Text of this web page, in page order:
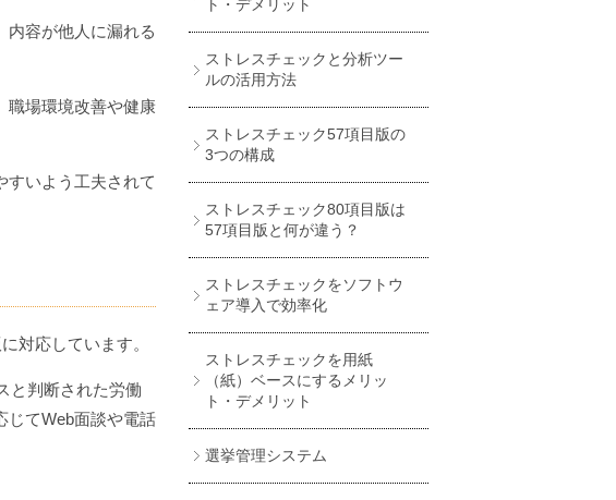
内容が他人に漏れる
職場環境改善や健康
すいよう工夫されて
対応しています。
と判断された労働
じてWeb面談や電話
ト・デメリット
ストレスチェックと分析ツー
ルの活用方法
ストレスチェック57項目版の
3つの構成
ストレスチェック80項目版は
57項目版と何が違う？
ストレスチェックをソフトウ
ェア導入で効率化
ストレスチェックを用紙
（紙）ベースにするメリッ
ト・デメリット
選挙管理システム